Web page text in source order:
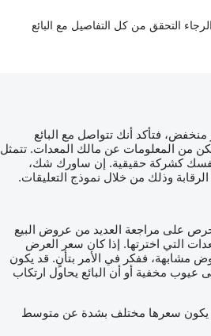
التحقق من كل التفاصيل مع البائع
فتأكد أنك تتواصل مع البائع
من المعلومات عن مالك المعدات. تتمثل
كشركة حقيقية. إن ساورك شك،
وذلك من خلال نموذج التعليقات.
على مراجعة العديد من عروض البيع
التي اخترتها. إذا كان سعر العرض
مشابهة، ففكر في الأمر بتأنٍ. قد يكون
عيوب مخفية أو أن البائع يحاول ارتكاب
يكون سعرها مختلف بشدة عن متوسط